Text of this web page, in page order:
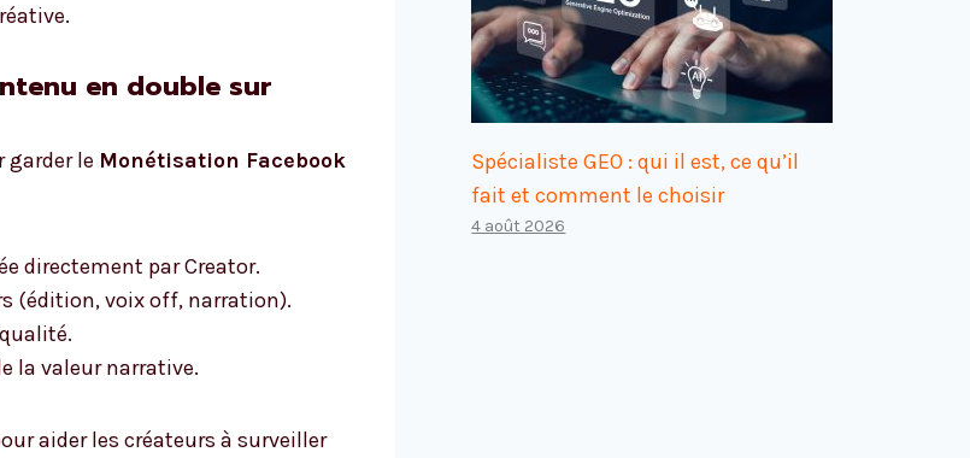
en double sur
garder le Monétisation Facebook
directement par Creator.
(édition, voix off, narration).
la valeur narrative.
aider les créateurs à surveiller
Spécialiste GEO : qui il est, ce qu’il
fait et comment le choisir
4 août 2026